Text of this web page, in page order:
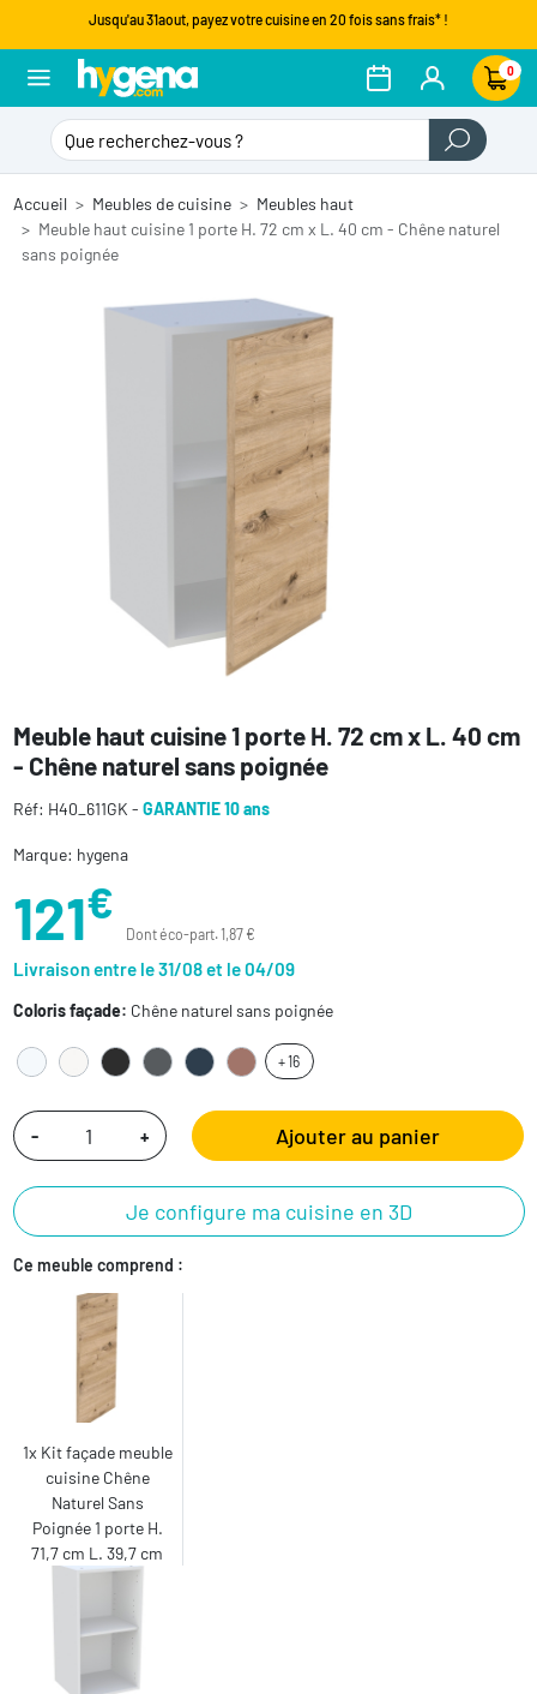
Jusqu'au 31aout, payez votre cuisine en 20 fois sans frais* !
0
Accueil Meubles de cuisine
Meubles haut
Meuble haut cuisine 1 porte H. 72 cm x L. 40 cm - Chêne naturel
sans poignée
Meuble haut cuisine 1 porte H. 72 cm x L. 40 cm
- Chêne naturel sans poignée
Réf: H40_611GK - GARANTIE 10 ans
Marque: hygena
121€
Dont éco-part. 1,87 €
Livraison entre le 31/08 et le 04/09
Coloris façade: Chêne naturel sans poignée
+ 16
- + Ajouter au panier
Je configure ma cuisine en 3D
Ce meuble comprend :
1x Kit façade meuble
cuisine Chêne
Naturel Sans
Poignée 1 porte H.
71,7 cm L. 39,7 cm